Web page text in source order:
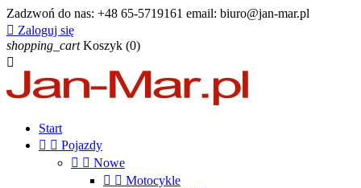
Zadzwoń do nas: +48 65-5719161 email: biuro@jan-mar.pl
 Zaloguj się
shopping_cart Koszyk (0)

Start
  Pojazdy
  Nowe
  Motocykle